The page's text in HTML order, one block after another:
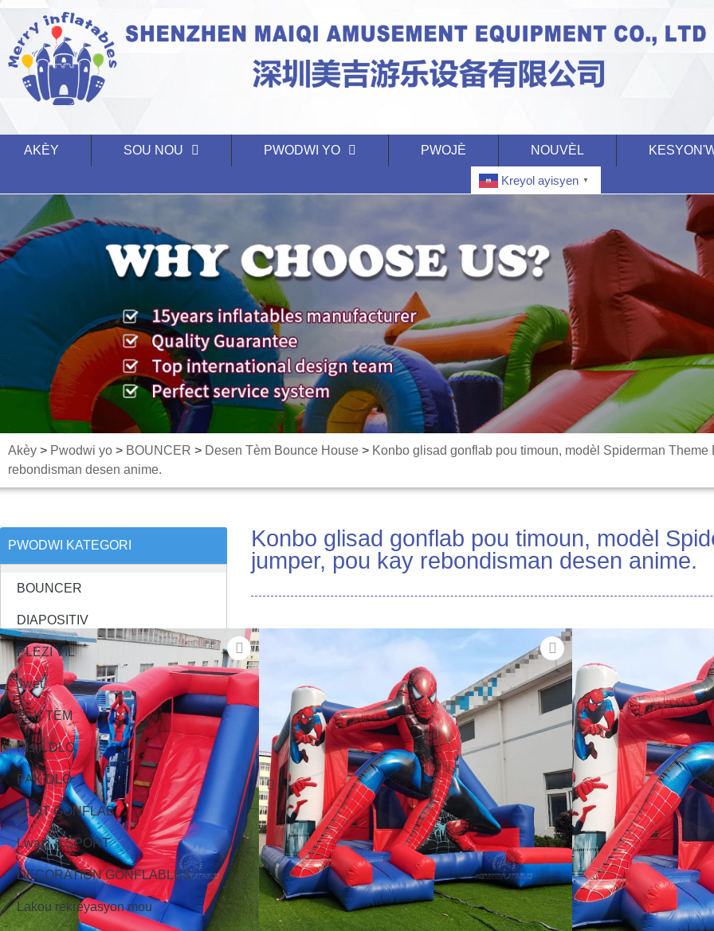
AKÈY SOU NOU PWODWI YO PWOJÈ NOUVÈL
Kreyol ayisyen ▼
Akèy > Pwodwi yo > BOUNCER > Desen Tèm Bounce House > Konbo glisad gonflab pou timoun, modèl Spiderman Theme
rebondisman desen anime.
PWODWI KATEGORI
BOUNCER
DIAPOSITIV
PLEZI VIL
Jwèt
PAK TÈM
PIsin DLO
PAK DLO
TANT GONFLAB
Lwazi & SPORT
DECORATION GONFLABLES
Lakou rekreyasyon mou
Konbo glisad gonflab pou timoun, modèl
jumper, pou kay rebondisman desen anime.
Gwosè: Customized
Koulè: Customized
Ventilateur: enkli
ODM/OEM: Wi
Faktori dirèk: Wi
Sètifikasyon: ASTM/
ankèt Inquiry